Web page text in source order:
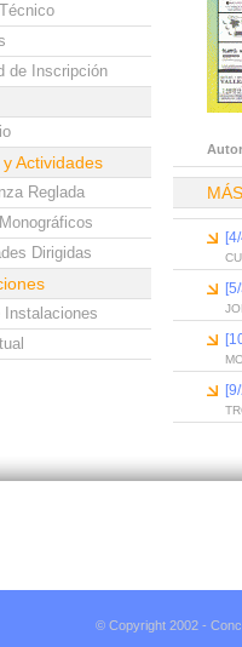
de Inscripción
Actividades
Reglada
Dirigidas
Instalaciones
© Copyright 2002 -